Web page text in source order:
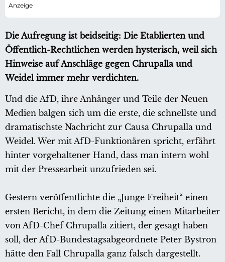
Die Aufregung ist beidseitig: Die Etablierten und
Öffentlich-Rechtlichen werden hysterisch, weil sich
Hinweise auf Anschläge gegen Chrupalla und
Weidel immer mehr verdichten.
Und die AfD, ihre Anhänger und Teile der Neuen
Medien balgen sich um die erste, die schnellste und
dramatischste Nachricht zur Causa Chrupalla und
Weidel. Wer mit AfD-Funktionären spricht, erfährt
hinter vorgehaltener Hand, dass man intern wohl
mit der Pressearbeit unzufrieden sei.
Gestern veröffentlichte die „Junge Freiheit“ einen
ersten Bericht, in dem die Zeitung einen Mitarbeiter
von AfD-Chef Chrupalla zitiert, der gesagt haben
soll, der AfD-Bundestagsabgeordnete Peter Bystron
hätte den Fall Chrupalla ganz falsch dargestellt.